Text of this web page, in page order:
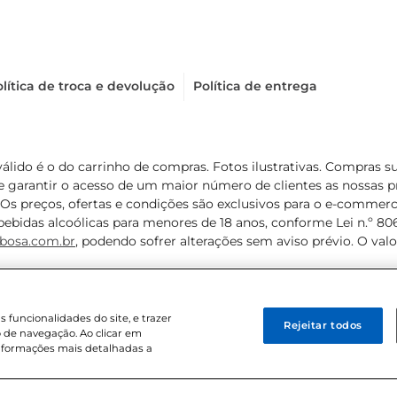
de troca e devolução Política de entrega
é o do carrinho de compras. Fotos ilustrativas. Compras
garantir o acesso de um maior número de clientes as
preços, ofertas e condições são exclusivos para o e-
alcoólicas para menores de 18 anos, conforme Lei n.º
, podendo sofrer alterações sem aviso prévio. O
funcionalidades do site, e trazer
navegação. Ao clicar em
mais detalhadas a
Rejeitar todos